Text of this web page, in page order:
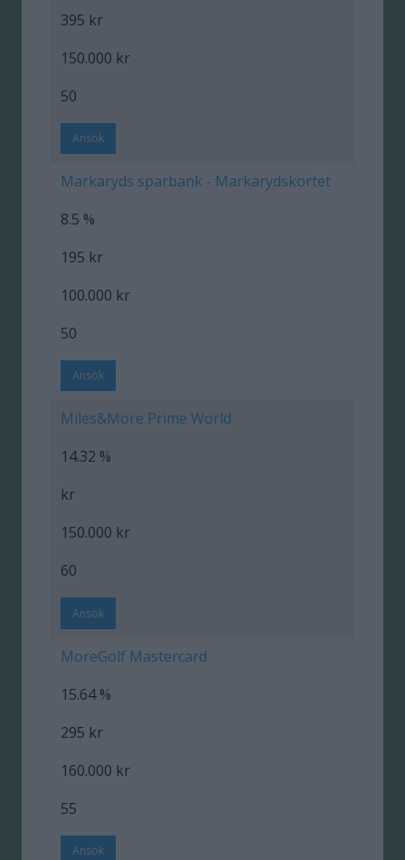
395 kr
150.000 kr
50
Ansök
Markaryds sparbank - Markarydskortet
8.5 %
195 kr
100.000 kr
50
Ansök
Miles&More Prime World
14.32 %
kr
150.000 kr
60
Ansök
MoreGolf Mastercard
15.64 %
295 kr
160.000 kr
55
Ansök